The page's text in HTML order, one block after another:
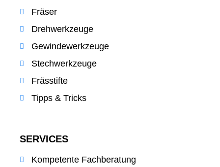
Fräser
Drehwerkzeuge
Gewindewerkzeuge
Stechwerkzeuge
Frässtifte
Tipps & Tricks
SERVICES
Kompetente Fachberatung